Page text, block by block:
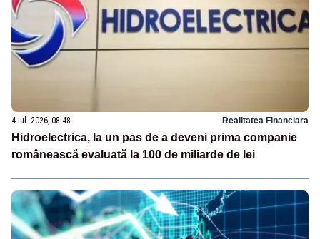
4 iul. 2026, 08:48 Realitatea Financiara
Hidroelectrica, la un pas de a deveni prima companie
românească evaluată la 100 de miliarde de lei